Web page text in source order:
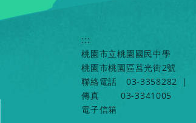
:::
桃園市立桃園國民中學
桃園市桃園區莒光街2號
聯絡電話
03-3358282
|
傳真
03-3341005
電子信箱